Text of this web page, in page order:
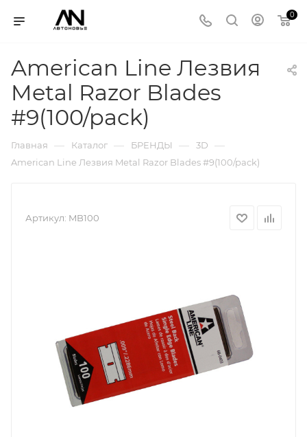
0
American Line Лезвия
Metal Razor Blades
#9(100/pack)
Главная — Каталог — БРЕНДЫ — 3D —
American Line Лезвия Metal Razor Blades #9(100/pack)
Артикул: MB100